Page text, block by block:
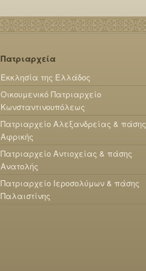
Πατριαρχεία
Εκκλησία της Ελλάδος
Οικουμενικό Πατριαρχείο
Κωνσταντινουπόλεως
Πατριαρχείο Αλεξανδρείας & πάσης
Αφρικής
Πατριαρχείο Αντιοχείας & πάσης
Ανατολής
Πατριαρχείο Ιεροσολύμων & πάσης
Παλαιστίνης